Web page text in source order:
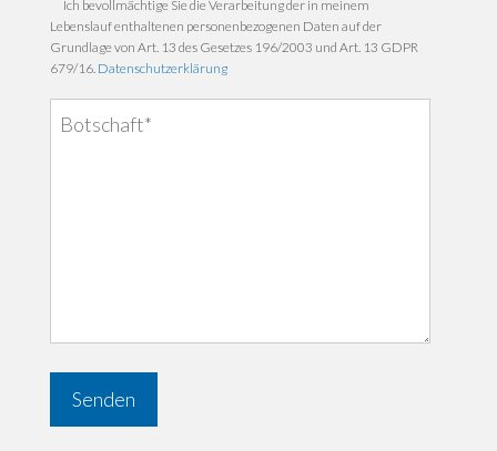
Ich bevollmächtige Sie die Verarbeitung der in meinem
Lebenslauf enthaltenen personenbezogenen Daten auf der
Grundlage von Art. 13 des Gesetzes 196/2003 und Art. 13 GDPR
679/16. Datenschutzerklärung